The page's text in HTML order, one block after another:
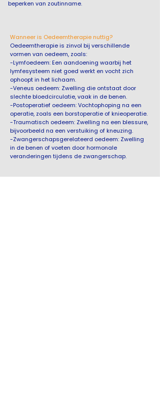
beperken van zoutinname.
Wanneer is Oedeemtherapie nuttig?
Oedeemtherapie is zinvol bij verschillende
vormen van oedeem, zoals:
-Lymfoedeem: Een aandoening waarbij het
lymfesysteem niet goed werkt en vocht zich
ophoopt in het lichaam.
-Veneus oedeem: Zwelling die ontstaat door
slechte bloedcirculatie, vaak in de benen.
-Postoperatief oedeem: Vochtophoping na een
operatie, zoals een borstoperatie of knieoperatie.
-Traumatisch oedeem: Zwelling na een blessure,
bijvoorbeeld na een verstuiking of kneuzing.
-Zwangerschapsgerelateerd oedeem: Zwelling
in de benen of voeten door hormonale
veranderingen tijdens de zwangerschap.